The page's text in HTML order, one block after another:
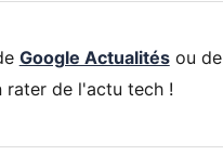
Google Actualitésou de
rater de l'actu tech !